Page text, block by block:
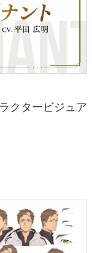
クタービジュア